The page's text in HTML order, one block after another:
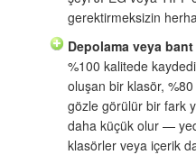
gerektirmeksizin
Depolama veya
%100 kalitede
oluşan bir klasör,
gözle görülür bir fark
daha küçük olur —
klasörler veya içerik